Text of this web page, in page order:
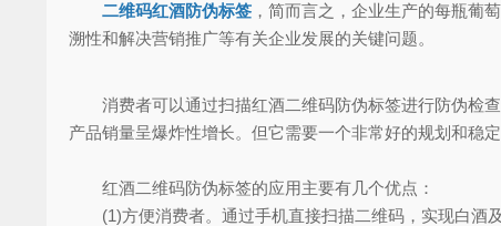
二维码红酒防伪标签 ，简而言之，企业生产的每瓶葡
溯性和解决营销推广等有关企业发展的关键问题。
消费者可以通过扫描红酒二维码防伪标签进行防伪检查
产品销量呈爆炸性增长。但它需要一个非常好的规划和稳
红酒二维码防伪标签的应用主要有几个优点：
(1)方便消费者。通过手机直接扫描二维码，实现白酒及